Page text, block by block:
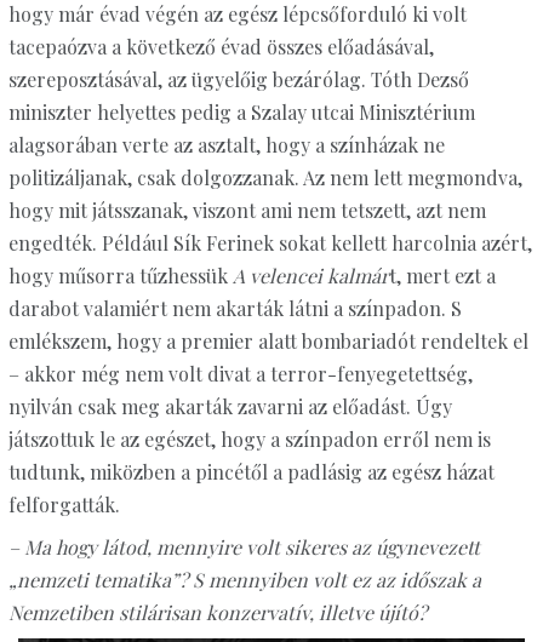
hogy már évad végén az egész lépcsőforduló ki volt
tacepaózva a következő évad összes előadásával,
szereposztásával, az ügyelőig bezárólag. Tóth Dezső
miniszter helyettes pedig a Szalay utcai Minisztérium
alagsorában verte az asztalt, hogy a színházak ne
politizáljanak, csak dolgozzanak. Az nem lett megmondva,
hogy mit játsszanak, viszont ami nem tetszett, azt nem
engedték. Például Sík Ferinek sokat kellett harcolnia azért,
hogy műsorra tűzhessükA velencei kalmárt, mert ezt a
darabot valamiért nem akarták látni a színpadon. S
emlékszem, hogy a premier alatt bombariadót rendeltek el
– akkor még nem volt divat a terror-fenyegetettség,
nyilván csak meg akarták zavarni az előadást. Úgy
játszottuk le az egészet, hogy a színpadon erről nem is
tudtunk, miközben a pincétől a padlásig az egész házat
felforgatták.
– Ma hogy látod, mennyire volt sikeres az úgynevezett
„nemzeti tematika”? S mennyiben volt ez az időszak a
Nemzetiben stilárisan konzervatív, illetve újító?